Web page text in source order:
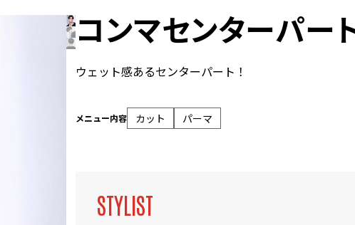
コンマセンターパー
ウェット感あるセンターパート！
メニュー内容 カット パーマ
STYLIST